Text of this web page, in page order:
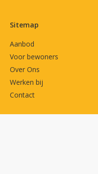
Contactinformatie
Sitemap
Aanbod
Voor bewoners
Over Ons
Werken bij
Contact